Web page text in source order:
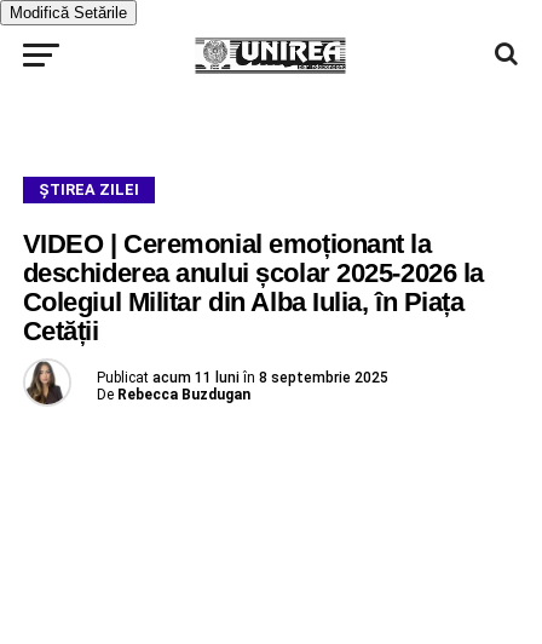
Modifică Setările
ŞTIREA ZILEI
VIDEO | Ceremonial emoționant la
deschiderea anului școlar 2025-2026 la
Colegiul Militar din Alba Iulia, în Piața
Cetății
Publicat acum 11 luni în 8 septembrie 2025
De Rebecca Buzdugan